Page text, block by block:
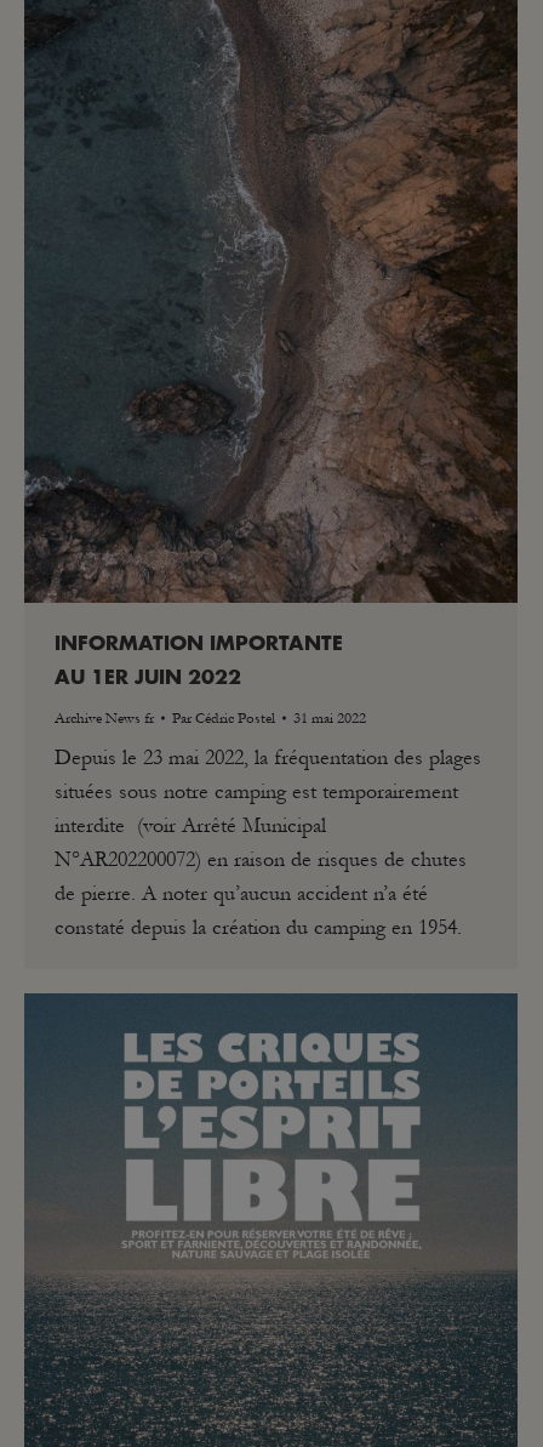
INFORMATION IMPORTANTE
AU 1ER JUIN 2022
Archive News fr Par Cédric Postel 31 mai 2022
Depuis le 23 mai 2022, la fréquentation des plages
situées sous notre camping est temporairement
interdite (voir Arrêté Municipal
N°AR202200072) en raison de risques de chutes
de pierre. A noter qu’aucun accident n’a été
constaté depuis la création du camping en 1954.